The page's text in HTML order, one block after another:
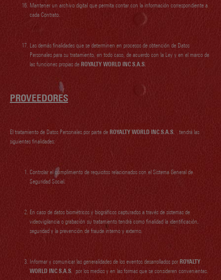
Mantener un archivo digital que permita contar con la información correspondiente a
cada Contrato.
Las demás finalidades que se determinen en procesos de obtención de Datos
Personales para su tratamiento, en todo caso, de acuerdo con la Ley y en el marco de
las funciones propias de ROYALTY WORLD INC S.A.S.
PROVEEDORES
El tratamiento de Datos Personales por parte de ROYALTY WORLD INC S.A.S.
tendrá las
siguientes finalidades:
Controlar el cumplimiento de requisitos relacionados con el Sistema General de
Seguridad Social.
En caso de datos biométricos y biográficos capturados a través de sistemas de
videovigilancia o grabación su tratamiento tendrá como finalidad la identificación,
seguridad y la prevención de fraude interno y externo.
Informar y comunicar las generalidades de los eventos desarrollados por ROYALTY
WORLD INC S.A.S.
por los medios y en las formas que se consideren convenientes.